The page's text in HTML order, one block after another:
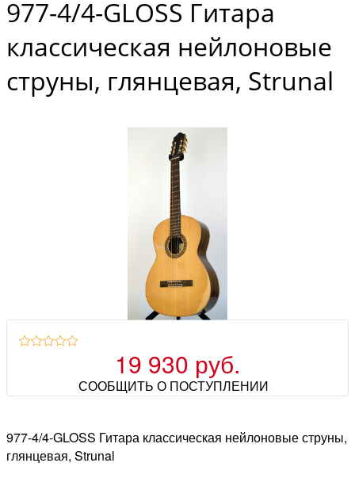
977-4/4-GLOSS Гитара
классическая нейлоновые
струны, глянцевая, Strunal
19 930 руб.
СООБЩИТЬ О ПОСТУПЛЕНИИ
977-4/4-GLOSS Гитара классическая нейлоновые струны,
глянцевая, Strunal